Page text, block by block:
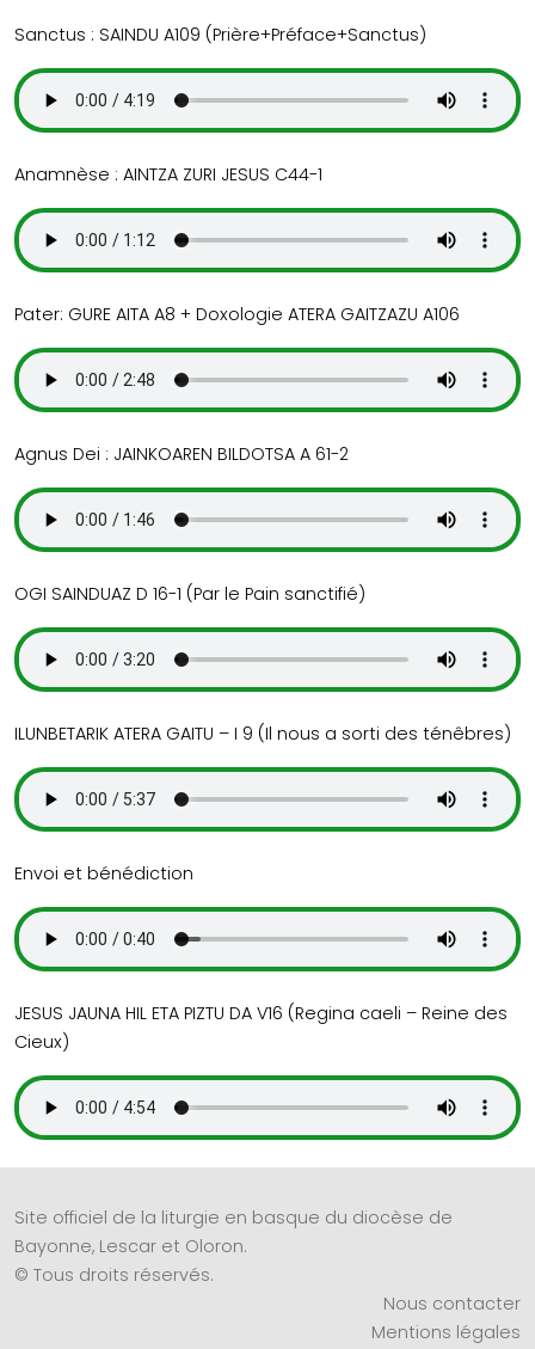
Sanctus : SAINDU A109 (Prière+Préface+Sanctus)
Anamnèse : AINTZA ZURI JESUS C44-1
Pater: GURE AITA A8 + Doxologie ATERA GAITZAZU A106
Agnus Dei : JAINKOAREN BILDOTSA A 61-2
OGI SAINDUAZ D 16-1 (Par le Pain sanctifié)
ILUNBETARIK ATERA GAITU – I 9 (Il nous a sorti des ténêbres)
Envoi et bénédiction
JESUS JAUNA HIL ETA PIZTU DA V16 (Regina caeli – Reine des
Cieux)
Site officiel de la liturgie en basque du diocèse de
Bayonne, Lescar et Oloron.
© Tous droits réservés.
Nous contacter
Mentions légales